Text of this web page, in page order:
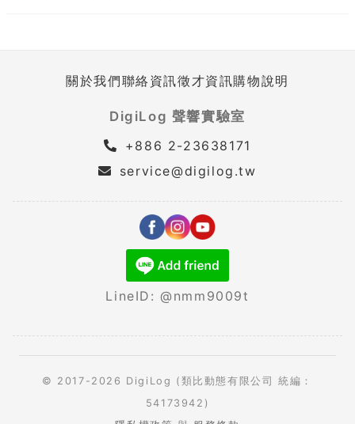
關於我們聯絡資訊徵才資訊購物說明
DigiLog 聲響實驗室
+886 2-23638171
service@digilog.tw
LineID: @nmm9009t
© 2017-2026 DigiLog (類比動態有限公司 統編：
54173942)